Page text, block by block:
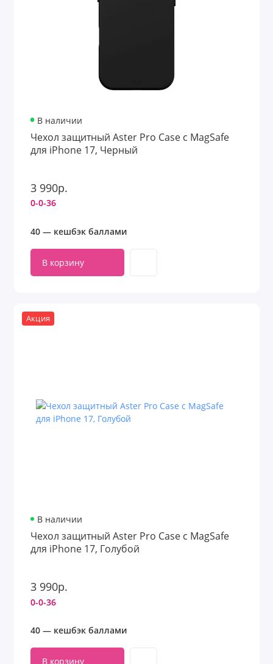
В наличии
Чехол защитный Aster Pro Case с MagSafe
для iPhone 17, Черный
3 990р.
0-0-36
40 — кешбэк баллами
В корзину
Акция
В наличии
Чехол защитный Aster Pro Case с MagSafe
для iPhone 17, Голубой
3 990р.
0-0-36
40 — кешбэк баллами
В корзину